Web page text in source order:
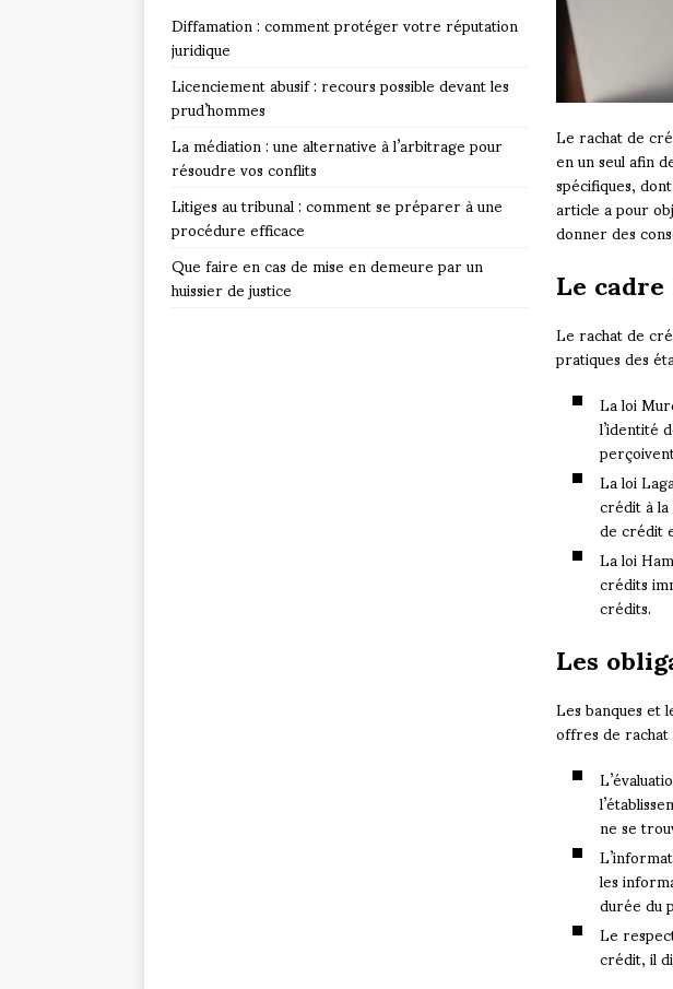
Le rachat de
en un seul afin
spécifiques,
article a pour
donner des
Le
Le rachat de
pratiques des
La loi
l’identité
La loi
crédit à
de crédit
La loi
crédits
crédits.
Les
Les banques et
offres de
ne se
les
durée
Le
crédit, il
Diffamation : comment protéger votre réputation
juridique
Licenciement abusif : recours possible devant les
prud’hommes
La médiation : une alternative à l’arbitrage pour
résoudre vos conflits
Litiges au tribunal : comment se préparer à une
procédure efficace
Que faire en cas de mise en demeure par un
huissier de justice